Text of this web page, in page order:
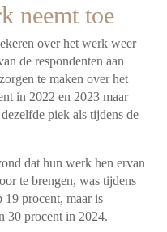
neemt toe
over het werk weer
de respondenten aan
te maken over het
in 2022 en 2023 maar
piek als tijdens de
dat hun werk hen ervan
te brengen, was tijdens
19 procent, maar is
30 procent in 2024.